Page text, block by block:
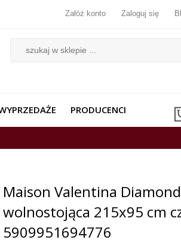
Załóż konto Zaloguj się
PRODUCENCI
Maison Valentina
wolnostojąca 215x95 cm
5909951694776